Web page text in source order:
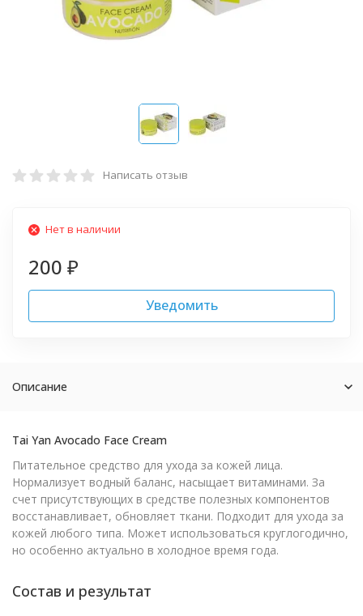
Написать отзыв
Нет в наличии
200 ₽
Уведомить
Описание
Tai Yan Avocado Face Cream
Питательное средство для ухода за кожей лица.
Нормализует водный баланс, насыщает витаминами. За
счет присутствующих в средстве полезных компонентов
восстанавливает, обновляет ткани. Подходит для ухода за
кожей любого типа. Может использоваться круглогодично,
но особенно актуально в холодное время года.
Состав и результат